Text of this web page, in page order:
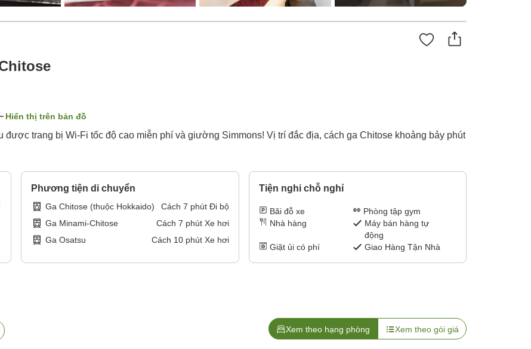
Hiển thị trên bản đồ
được trang bị Wi-Fi tốc độ cao miễn phí và giường Simmons! Vị trí đắc địa, cách ga Chitose khoảng bảy phút
Phương tiện di chuyển
Ga Chitose (thuộc Hokkaido) Cách 7 phút Đi bộ
Ga Minami-Chitose
Cách 7 phút Xe hơi
Ga Osatsu
Cách 10phút Xe hơi
Tiện nghi chỗ nghỉ
Bãi đỗ xe
Phòng tập gym
Nhà hàng
Máy bán hàng tự
động
Giặt ủi có phí
Giao Hàng Tận Nhà
Xem theo hạng phòng Xem theo gói giá